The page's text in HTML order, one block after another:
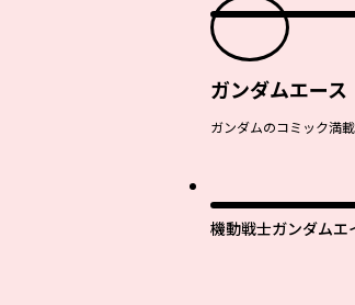
ガンダムエース
ガンダムのコミック満
機動戦士ガンダムエ